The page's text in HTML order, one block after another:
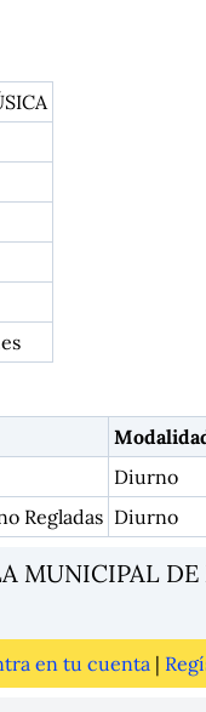
Diurno
Regladas Diurno
MUNICIPAL DE
en tu cuenta |